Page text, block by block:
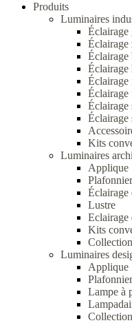
Produits
Luminaires
Éclairage
Éclairage
Éclairage
Éclairage
Éclairage
Éclairage
Éclairage
Kits
Luminaires
Applique
Éclairage
Lustre
Eclairage
Kits
Luminaires
Applique
Lampe à